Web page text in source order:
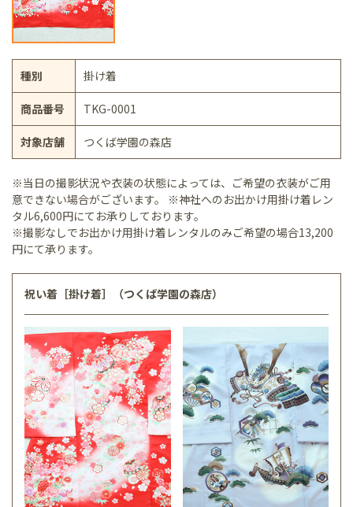
種別 掛け着
商品番号 TKG-0001
対象店舗 つくば学園の森店
※当日の撮影状況や衣装の状態によっては、ご希望の衣装がご用
意できない場合がございます。 ※神社へのお出かけ用掛け着レン
タル6,600円にてお承りしております。
※撮影なしでお出かけ用掛け着レンタルのみご希望の場合13,200
円にて承ります。
祝い着［掛け着］（つくば学園の森店）